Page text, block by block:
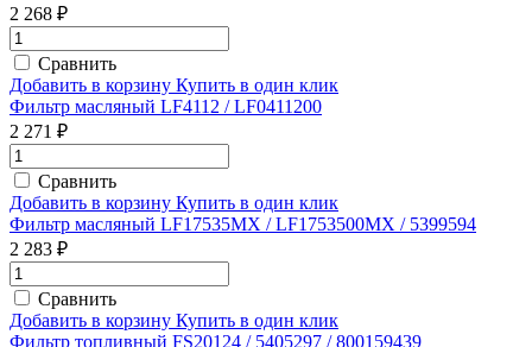
2 268 ₽
Сравнить
Добавить в корзину Купить в один клик
Фильтр масляный LF4112 / LF0411200
2 271 ₽
Сравнить
Добавить в корзину Купить в один клик
Фильтр масляный LF17535MX / LF1753500MX / 5399594
2 283 ₽
Сравнить
Добавить в корзину Купить в один клик
Фильтр топливный FS20124 / 5405297 / 800159439